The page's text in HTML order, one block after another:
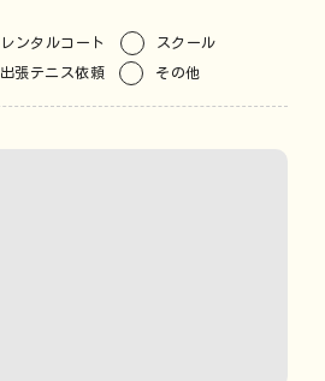
レンタルコート
スクール
出張テニス依頼 その他